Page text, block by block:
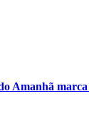
Amanhã marca